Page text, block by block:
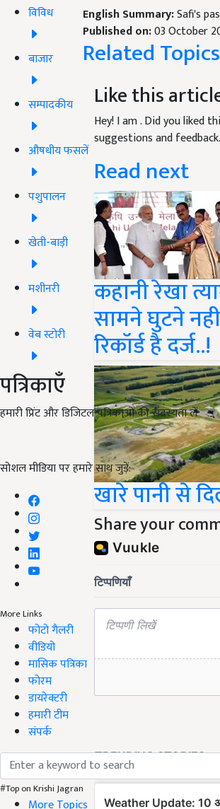
विविध
बाजार
सम्पादकीय
औषधीय फसलें
पशुपालन
खेती-बाड़ी
मशीनरी
वेब स्टोरी
पत्रिकाएँ
हमारी प्रिंट और डिजिटल पत्रिकाओं की सदस्यता लें
सोशल मीडिया पर हमारे साथ जुड़ें:
More Links
फोटो गैलरी
वीडियो
मासिक पत्रिका
फोरम
डायरेक्टरी
हमारी टीम
संपर्क
#Top on Krishi Jagran
More Topics
English Summary:Safi's
Published on:03 October
Related Topics
Like this
Hey! I am. Did you liked
suggestions and feedback.
Read next
कहानी रेखा
सामने घुटने
रिकॉर्ड है दर्ज..!
खारे पानी से
Share your